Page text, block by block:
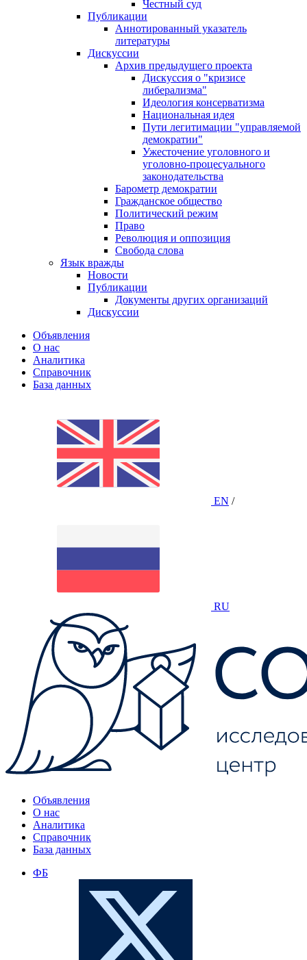
Честный суд
Публикации
Аннотированный указатель
литературы
Дискуссии
Архив предыдущего проекта
Дискуссия о "кризисе
либерализма"
Идеология консерватизма
Национальная идея
Пути легитимации "управляемой
демократии"
Ужесточение уголовного и
уголовно-процесуального
законодательства
Барометр демократии
Гражданское общество
Политический режим
Право
Революция и оппозиция
Свобода слова
Язык вражды
Новости
Публикации
Документы других организаций
Дискуссии
Объявления
О нас
Аналитика
Справочник
База данных
EN /
RU
Объявления
О нас
Аналитика
Справочник
База данных
ФБ